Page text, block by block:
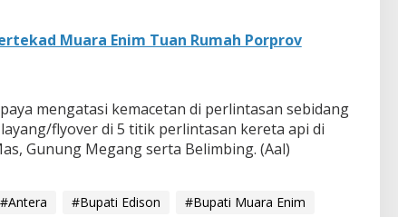
Muara Enim Tuan Rumah Porprov
mengatasi kemacetan di perlintasan sebidang
flyover di 5 titik perlintasan kereta api di
Gunung Megang serta Belimbing. (Aal)
#Antera #Bupati Edison
#Bupati Muara Enim